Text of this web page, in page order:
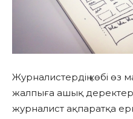
Журналистердің көбі өз
жалпыға ашық
журналист ақпаратқа